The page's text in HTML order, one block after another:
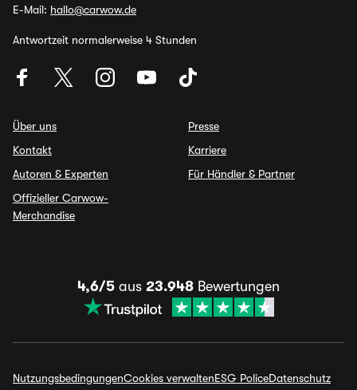
E-Mail: hallo@carwow.de
Antwortzeit normalerweise 4 Stunden
Über uns
Kontakt
Autoren & Experten
Offizieller Carwow-
Merchandise
Presse
Karriere
Für Händler & Partner
4,6/5 aus 23.948 Bewertungen
NutzungsbedingungenCookies verwaltenESG PoliceDatenschutz